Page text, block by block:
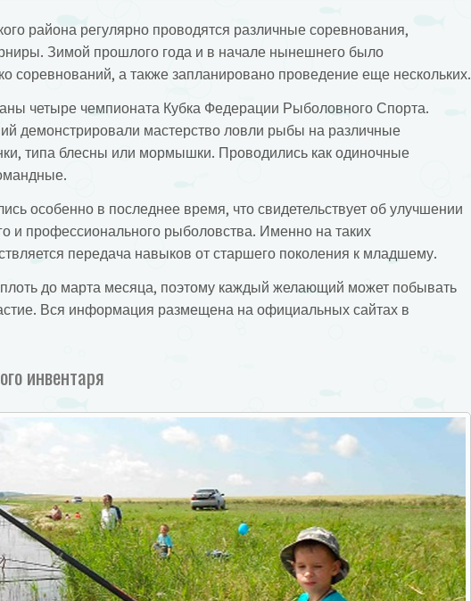
района регулярно проводятся различные соревнования,
Зимой прошлого года и в начале нынешнего было
соревнований, а также запланировано проведение еще нескольких.
четыре чемпионата Кубка Федерации Рыболовного Спорта.
демонстрировали мастерство ловли рыбы на различные
типа блесны или мормышки. Проводились как одиночные
особенно в последнее время, что свидетельствует об улучшении
и профессионального рыболовства. Именно на таких
передача навыков от старшего поколения к младшему.
до марта месяца, поэтому каждый желающий может побывать
Вся информация размещена на официальных сайтах в
инвентаря